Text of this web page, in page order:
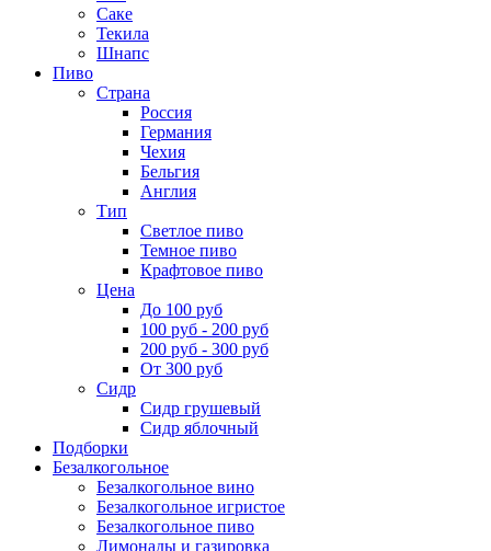
Саке
Текила
Шнапс
Пиво
Страна
Россия
Германия
Чехия
Бельгия
Англия
Тип
Светлое пиво
Темное пиво
Крафтовое пиво
Цена
До 100 руб
100 руб - 200 руб
200 руб - 300 руб
От 300 руб
Сидр
Сидр грушевый
Сидр яблочный
Подборки
Безалкогольное
Безалкогольное вино
Безалкогольное игристое
Безалкогольное пиво
Лимонады и газировка